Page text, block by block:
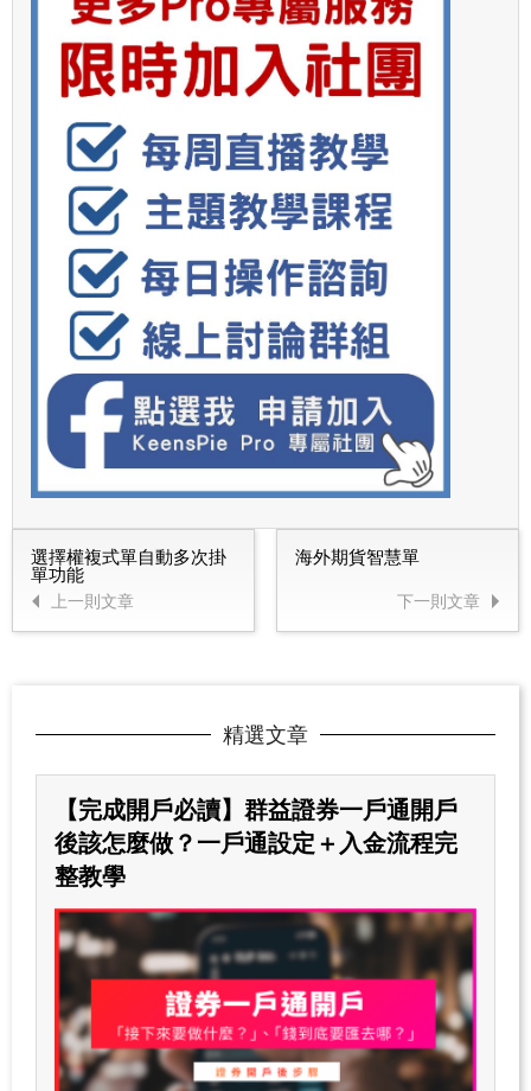
選擇權複式單自動多次掛
單功能
上一則文章
海外期貨智慧單
下一則文章
精選文章
【完成開戶必讀】群益證券一戶通開戶
後該怎麼做？一戶通設定＋入金流程完
整教學